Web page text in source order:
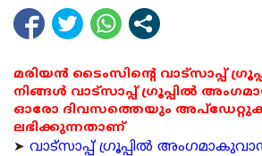
മരിയൻ ടൈംസിന്റെ വാട്സാപ്പ്
നിങ്ങൾ വാട്സാപ്പ് ഗ്രൂപ്പിൽ
ഓരോ ദിവസത്തെയും
ലഭിക്കുന്നതാണ്
➤ വാട്സാപ്പ് ഗ്രൂപ്പിൽ